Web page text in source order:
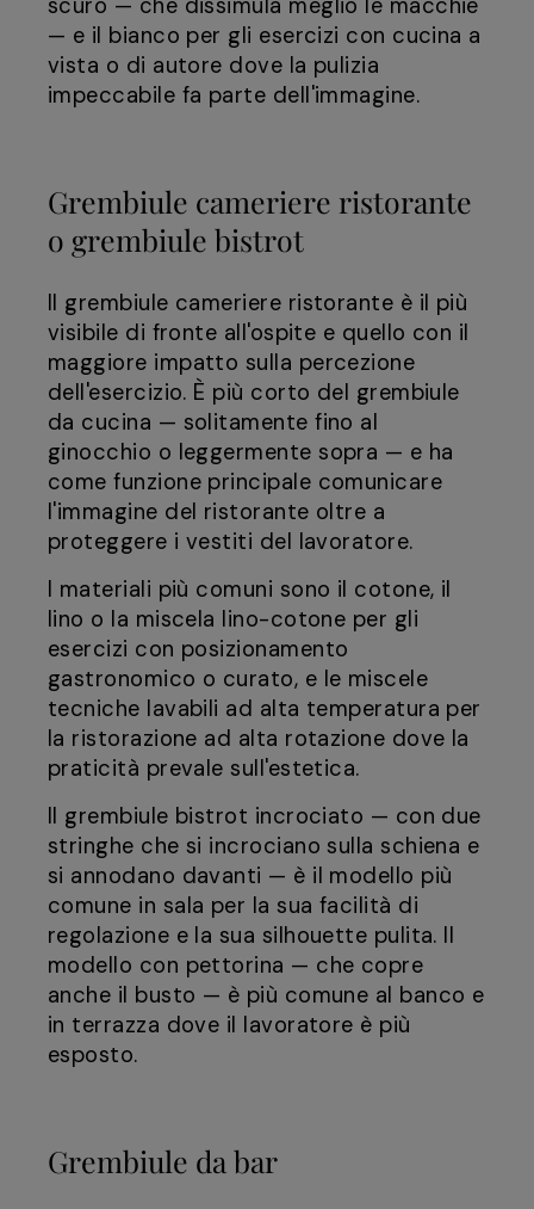
scuro — che dissimula meglio le macchie
— e il bianco per gli esercizi con cucina a
vista o di autore dove la pulizia
impeccabile fa parte dell'immagine.
Grembiule cameriere ristorante
o grembiule bistrot
Il grembiule cameriere ristorante è il più
visibile di fronte all'ospite e quello con il
maggiore impatto sulla percezione
dell'esercizio. È più corto del grembiule
da cucina — solitamente fino al
ginocchio o leggermente sopra — e ha
come funzione principale comunicare
l'immagine del ristorante oltre a
proteggere i vestiti del lavoratore.
I materiali più comuni sono il cotone, il
lino o la miscela lino-cotone per gli
esercizi con posizionamento
gastronomico o curato, e le miscele
tecniche lavabili ad alta temperatura per
la ristorazione ad alta rotazione dove la
praticità prevale sull'estetica.
Il grembiule bistrot incrociato — con due
stringhe che si incrociano sulla schiena e
si annodano davanti — è il modello più
comune in sala per la sua facilità di
regolazione e la sua silhouette pulita. Il
modello con pettorina — che copre
anche il busto — è più comune al banco e
in terrazza dove il lavoratore è più
esposto.
Grembiule da bar